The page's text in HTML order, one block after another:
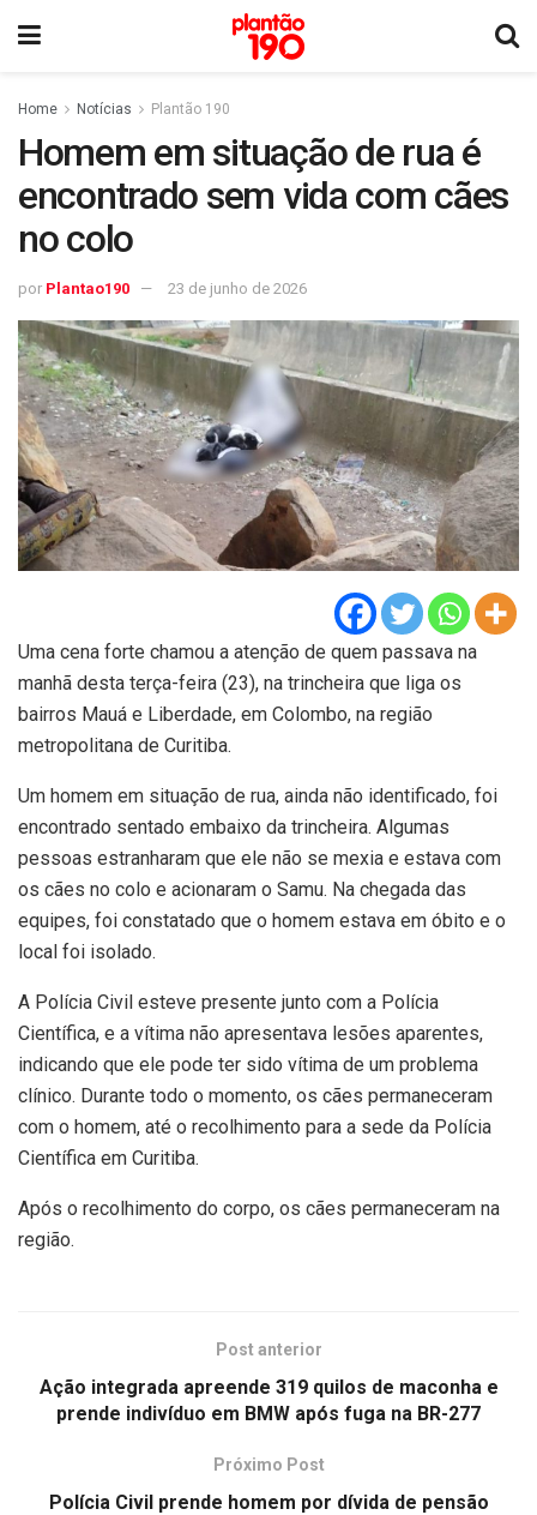
Home Notícias Plantão 190
Homem em situação de rua é
encontrado sem vida com cães
no colo
por Plantao190 23 de junho de 2026
Uma cena forte chamou a atenção de quem passava na
manhã desta terça-feira (23), na trincheira que liga os
bairros Mauá e Liberdade, em Colombo, na região
metropolitana de Curitiba.
Um homem em situação de rua, ainda não identificado, foi
encontrado sentado embaixo da trincheira. Algumas
pessoas estranharam que ele não se mexia e estava com
os cães no colo e acionaram o Samu. Na chegada das
equipes, foi constatado que o homem estava em óbito e o
local foi isolado.
A Polícia Civil esteve presente junto com a Polícia
Científica, e a vítima não apresentava lesões aparentes,
indicando que ele pode ter sido vítima de um problema
clínico. Durante todo o momento, os cães permaneceram
com o homem, até o recolhimento para a sede da Polícia
Científica em Curitiba.
Após o recolhimento do corpo, os cães permaneceram na
região.
Post anterior
Ação integrada apreende 319 quilos de maconha e
prende indivíduo em BMW após fuga na BR-277
Próximo Post
Polícia Civil prende homem por dívida de pensão